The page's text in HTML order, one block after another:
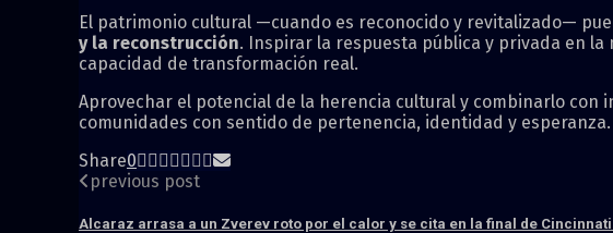
El patrimonio cultural —cuando es reconocido y revitalizado—
y la reconstrucción. Inspirar la respuesta pública y privada en
capacidad de transformación real.
Aprovechar el potencial de la herencia cultural y combinarlo
comunidades con sentido de pertenencia, identidad y esperanza.
Share0
previous post
Alcaraz arrasa a un Zverev roto por el calor y se cita en la final de